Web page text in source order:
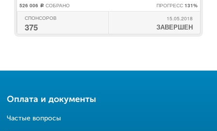
526 006 c СОБРАНО ПРОГРЕСС 131%
СПОНСОРОВ
375
15.05.2018
ЗАВЕРШЕН
Оплата и документы
Частые вопросы